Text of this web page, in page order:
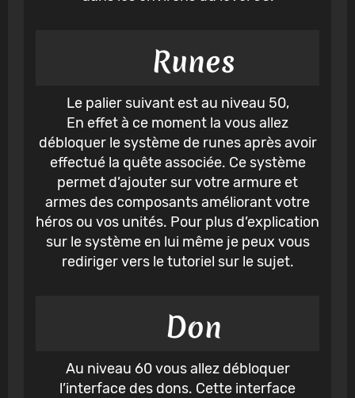
Runes
Le palier suivant est au niveau 50,
En effet à ce moment la vous allez
débloquer le système de runes après avoir
effectué la quête associée. Ce système
permet d’ajouter sur votre armure et
armes des composants améliorant votre
héros ou vos unités. Pour plus d’explication
sur le système en lui même je peux vous
rediriger vers le tutoriel sur le sujet.
Don
Au niveau 60 vous allez débloquer
l’interface des dons. Cette interface